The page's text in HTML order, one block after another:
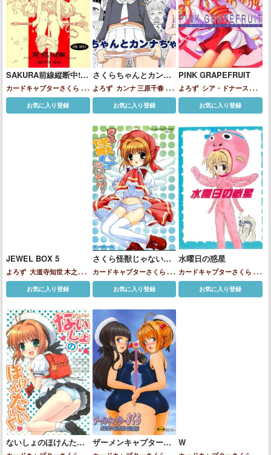
SAKURA前線縦断中!
総集編
カードキャプターさくら
佐々木利佳大道寺知世木之
本桜
お気に入り登録
さくらちゃんとカンナ
ちゃんの本
よろず カンナ三原千春
佐々木利佳大道寺知世木之
本桜
柳沢奈緒子
お気に入り登録
PINK GRAPEFRUIT
よろず シア・ドナースター
クマルローネ大道寺知世日
下部まろん日野森あずさ
お気に入り登録
JEWEL BOX 5
よろず 大道寺知世木之本
桜沢渡ほのか
お気に入り登録
さくら怪獣じゃないも
ん !
カードキャプターさくら 大
道寺知世木之本桜
お気に入り登録
水曜日の惑星
カードキャプターさくら
大
道寺知世木之本桜
お気に入り登録
ないしょのほけんたい
ザーメンキャプターさ
W